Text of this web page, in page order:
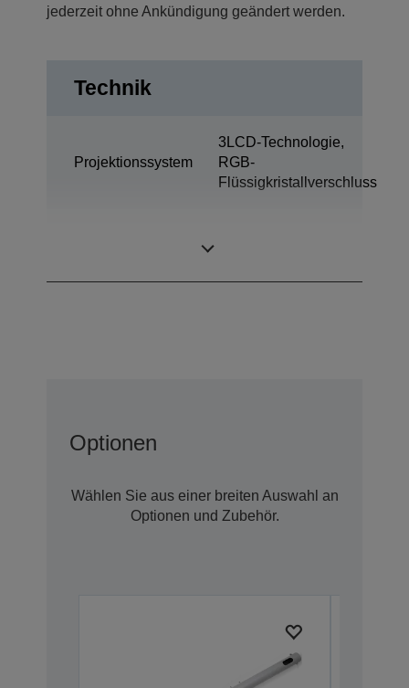
jederzeit ohne Ankündigung geändert werden.
Technik
Projektionssystem
3LCD-Technologie,
RGB-
Flüssigkristallverschluss
Optionen
Wählen Sie aus einer breiten Auswahl an
Optionen und Zubehör.